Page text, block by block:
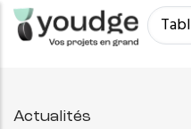
Aller
au
Actualités